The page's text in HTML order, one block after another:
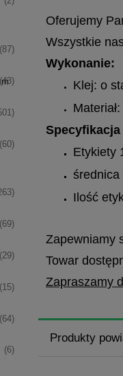
(87)
(43)
(60)
(69)
(29)
(15)
(64)
(6)
Oferujemy
Wszystkie
Wykonanie:
Klej: o
Etykiety
średnica
Ilość
Zapewniamy
Towar
Zapraszamy
Produkty